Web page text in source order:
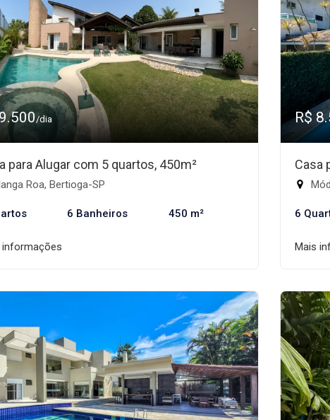
/dia
para Alugar com 5 quartos, 450m²
Roa, Bertioga-SP
6 Banheiros 450 m²
informações
R$
Casa
6
Mais